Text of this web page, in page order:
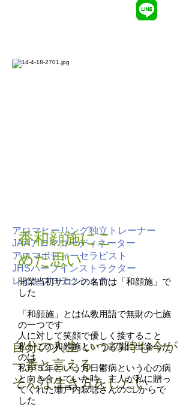
自分の人生 いつの時も今が
一番と言える
そんな生き方をしたい
アロマヒーリング独立トレーナー
JAAアロマコーディネーター
アロマボディーセラピスト
JHSハーブインストラクター
レイキプロテクショナー
香和顔施にこ
めた思い
開業当初サロンの名前は「和顔施」で
した
「和顔施」とは仏教用語で無財の七施
の一つです
人に対して笑顔で優しく接すること
私がこの和顔施という言葉に出逢った
のは
私が５年という月日鬱病という心の病
と向き合っていた時、主人が私に贈っ
てくれた瀬戸内寂聴さんのCDからで
した